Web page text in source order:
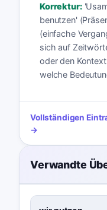
Korrektur:
benutzen'
(einfache
sich auf
oder den
welche
Vollständigen
→
Verwandte